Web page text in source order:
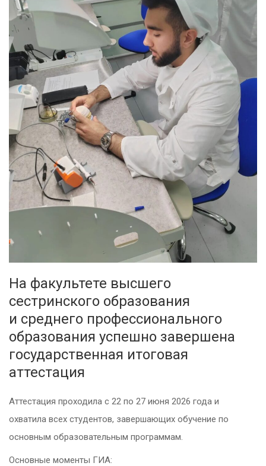
На факультете высшего
сестринского образования
и среднего профессионального
образования успешно завершена
государственная итоговая
аттестация
Аттестация проходила с 22 по 27 июня 2026 года и
охватила всех студентов, завершающих обучение по
основным образовательным программам.
Основные моменты ГИА: